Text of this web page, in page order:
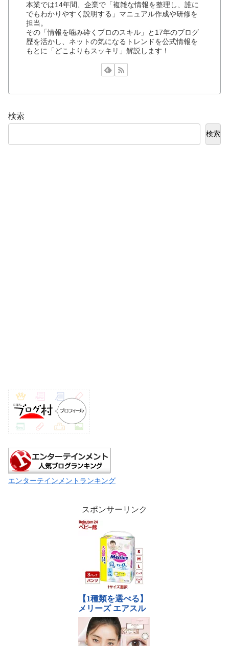
本業では14年間、企業で「複雑な情報を整理し、誰に
でもわかりやすく説明する」マニュアル作成や研修を
担当。
その「情報を噛み砕くプロのスキル」と17年のブログ
歴を活かし、ネットの気になるトレンドを公式情報を
もとに「どこよりもスッキリ」解説します！
検索
検索
エンターテインメントランキング
スポンサーリンク